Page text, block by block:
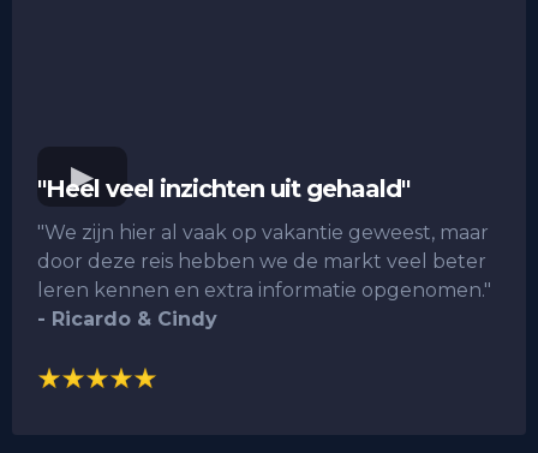
"Heel veel inzichten uit gehaald"
"We zijn hier al vaak op vakantie geweest, maar
door deze reis hebben we de markt veel beter
leren kennen en extra informatie opgenomen."
- Ricardo & Cindy